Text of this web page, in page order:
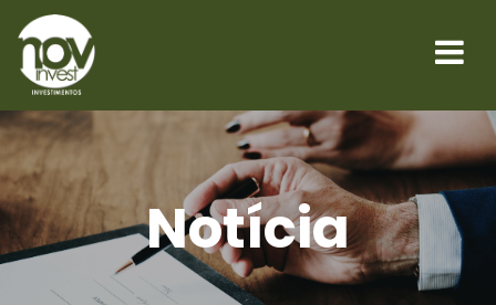
Notícia